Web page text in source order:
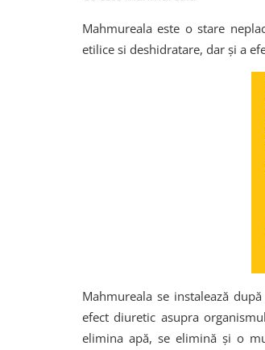
Mahmureala este o stare
etilice si deshidratare, dar și a
Mahmureala se instalează
efect diuretic asupra
elimina apă, se elimină și o